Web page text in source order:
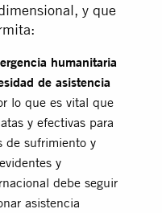
y que
humanitaria
de asistencia
lo que es vital que
y efectivas para
de sufrimiento y
y
debe seguir
asistencia